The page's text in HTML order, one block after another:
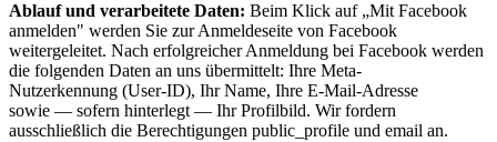
Ablauf und verarbeitete Daten: Beim Klick auf „Mit Facebook
anmelden" werden Sie zur Anmeldeseite von Facebook
weitergeleitet. Nach erfolgreicher Anmeldung bei Facebook werden
die folgenden Daten an uns übermittelt: Ihre Meta-
Nutzerkennung (User-ID), Ihr Name, Ihre E-Mail-Adresse
sowie — sofern hinterlegt — Ihr Profilbild. Wir fordern
ausschließlich die Berechtigungen public_profile und email an.